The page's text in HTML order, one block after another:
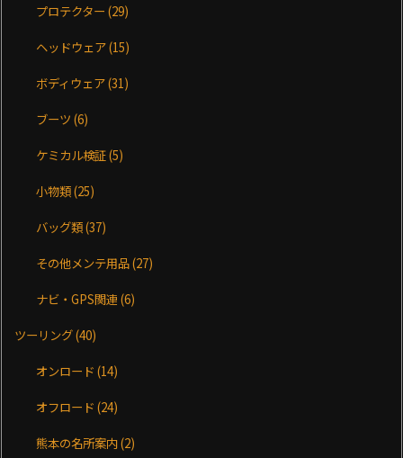
プロテクター(29)
ヘッドウェア(15)
ボディウェア(31)
ブーツ(6)
ケミカル検証(5)
小物類(25)
バッグ類(37)
その他メンテ用品(27)
ナビ・GPS関連(6)
ツーリング(40)
オンロード(14)
オフロード(24)
熊本の名所案内(2)